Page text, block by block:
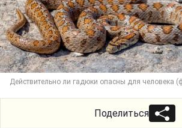
Действительно ли гадюки опасны для человека
Поделиться